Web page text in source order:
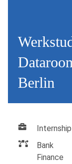
Berlin
Bank
Finance